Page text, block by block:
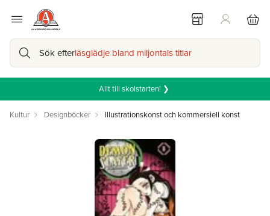
Sök efterläsglädje bland miljontals titlar
Allt till skolstarten! ❯
Kultur Designböcker Illustrationskonst och kommersiell konst